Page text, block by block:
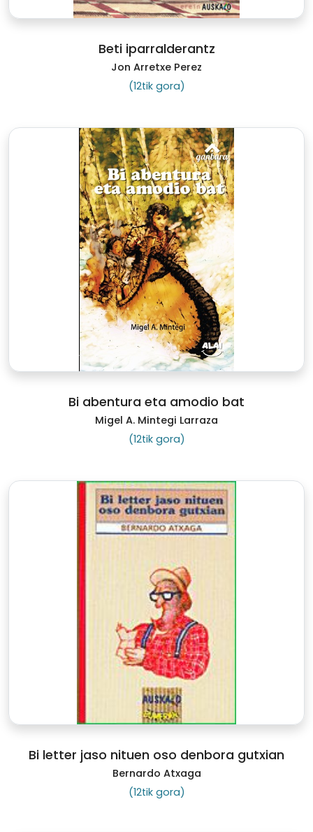
Beti iparralderantz
Jon Arretxe Perez
(12tik gora)
Bi abentura eta amodio bat
Migel A. Mintegi Larraza
(12tik gora)
Bi letter jaso nituen oso denbora gutxian
Bernardo Atxaga
(12tik gora)